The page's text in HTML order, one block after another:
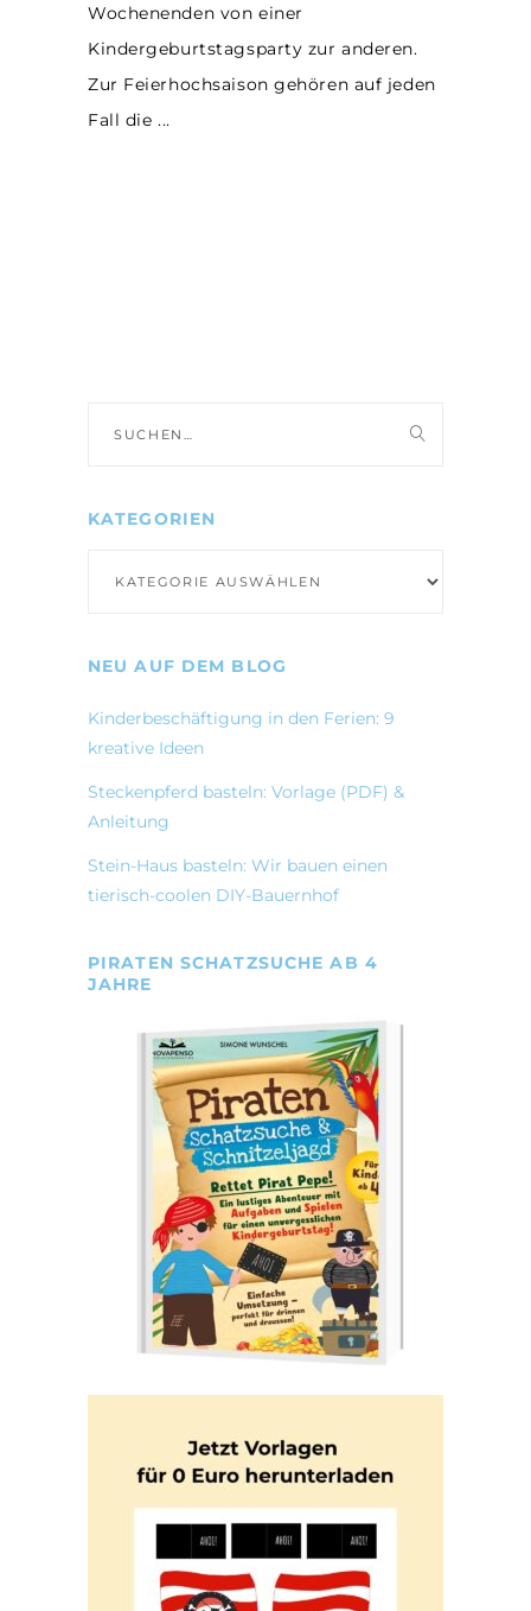
Wochenenden von einer
Kindergeburtstagsparty zur anderen.
Zur Feierhochsaison gehören auf jeden
Fall die
nach:
KATEGORIEN
NEU AUF DEM BLOG
Kinderbeschäftigung in den Ferien: 9
kreative Ideen
Steckenpferd basteln: Vorlage (PDF) &
Anleitung
Stein-Haus basteln: Wir bauen einen
tierisch-coolen DIY-Bauernhof
PIRATEN SCHATZSUCHE AB 4
JAHRE